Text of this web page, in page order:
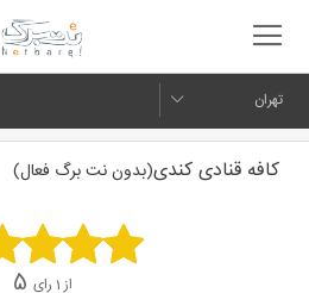
تهران
کافه قنادی کندی(بدون نت برگ فعال)
از 1 رای 5